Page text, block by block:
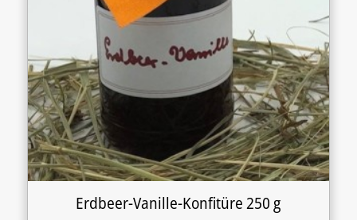
Erdbeer-Vanille-Konfitüre 250 g